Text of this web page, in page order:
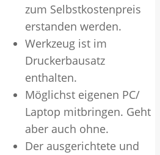
zum Selbstkostenpreis
erstanden werden.
Werkzeug ist im
Druckerbausatz
enthalten.
Möglichst eigenen PC/
Laptop mitbringen. Geht
aber auch ohne.
Der ausgerichtete und